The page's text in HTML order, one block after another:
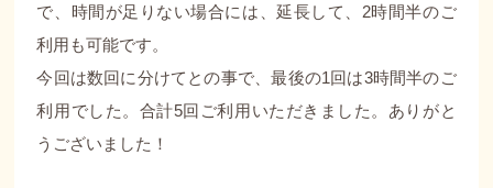
で、時間が足りない場合には、延長して、2時間半のご
利用も可能です。
今回は数回に分けてとの事で、最後の1回は3時間半のご
利用でした。合計5回ご利用いただきました。ありがと
うございました！